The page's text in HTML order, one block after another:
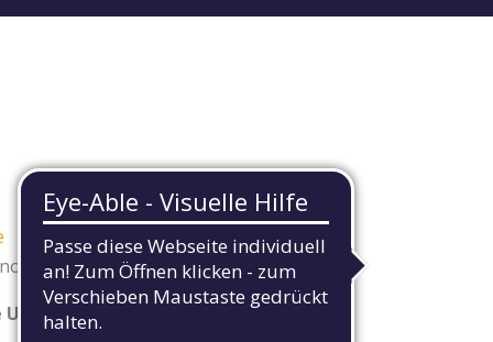
schneller finden, was Sie suchen.